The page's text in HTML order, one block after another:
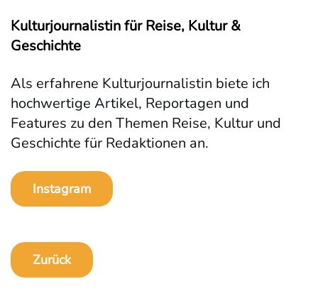
Kulturjournalistin für Reise, Kultur &
Geschichte
Als erfahrene Kulturjournalistin biete ich
hochwertige Artikel, Reportagen und
Features zu den Themen Reise, Kultur und
Geschichte für Redaktionen an.
Instagram
Zurück